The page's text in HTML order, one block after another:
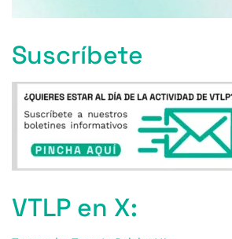
Suscríbete
VTLP en X: